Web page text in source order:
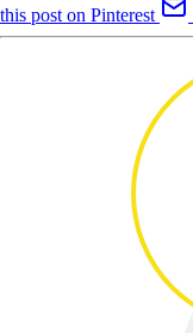
this post on Pinterest